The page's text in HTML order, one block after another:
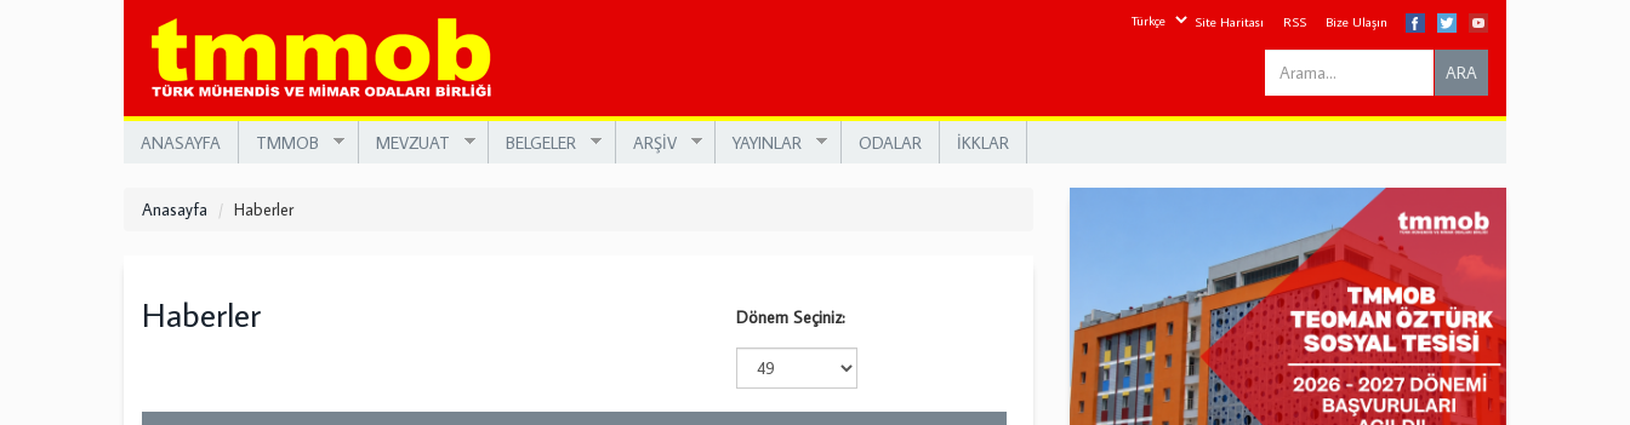
Site Haritası RSS Bize Ulaşın
Search
this
ARA
ANASAYFA TMMOB MEVZUAT BELGELER ARŞİV YAYINLAR ODALAR İKKLAR
Anasayfa Haberler
Haberler Dönem Seçiniz: